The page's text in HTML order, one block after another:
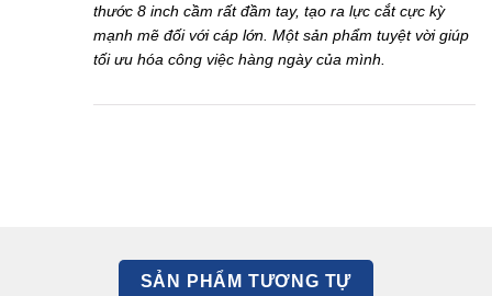
thước 8 inch cầm rất đầm tay, tạo ra lực cắt cực kỳ
mạnh mẽ đối với cáp lớn. Một sản phẩm tuyệt vời giúp
tối ưu hóa công việc hàng ngày của mình.
SẢN PHẨM TƯƠNG TỰ